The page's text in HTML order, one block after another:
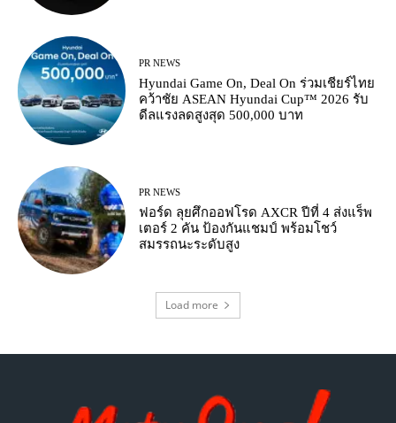
PR NEWS
Hyundai Game On, Deal On ร่วมเชียร์ไทย
คว้าชัย ASEAN Hyundai Cup™ 2026 รับ
ดีลแรงลดสูงสุด 500,000 บาท
PR NEWS
ฟอร์ด ลุยศึกออฟโรด AXCR ปีที่ 4 ส่งแร็พ
เตอร์ 2 คัน ป้องกันแชมป์ พร้อมโชว์
สมรรถนะระดับสูง
Load more